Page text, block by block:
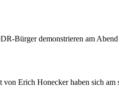
Bürger demonstrieren am
Erich Honecker haben sich